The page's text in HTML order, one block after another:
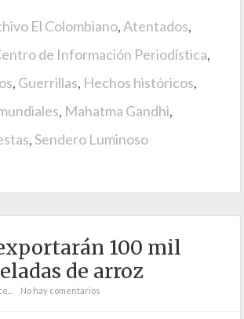
El Colombiano,Atentados,
de Información Periodística,
, Guerrillas, Hechos históricos,
, Mahatma Gandhi,
,Sendero Luminoso
100 mil
de arroz
No hay comentarios